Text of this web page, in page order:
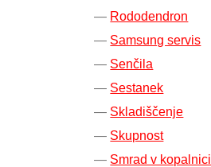
Rododendron
Samsung servis
Senčila
Sestanek
Skladiščenje
Skupnost
Smrad v kopalnici